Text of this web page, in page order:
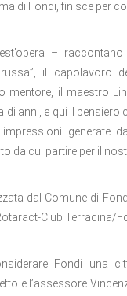
di Fondi, finisce per
–
il capolavoro
mentore, il maestro
di anni, e qui il
impressioni generate
da cui partire per il
dal Comune di
Club Terracina/
Fondi una
e l’assessore